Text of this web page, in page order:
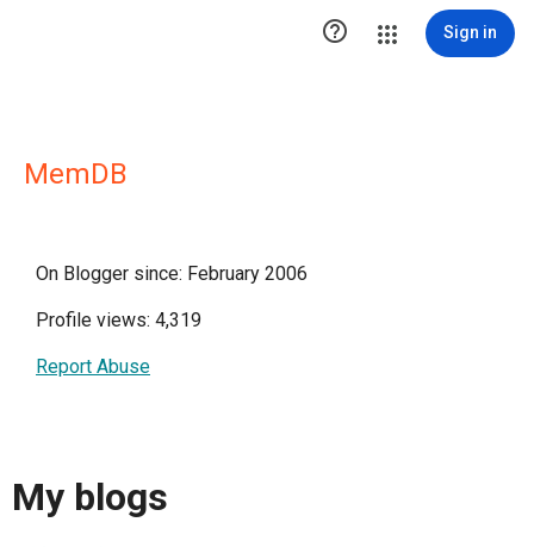
 Sign in
MemDB
On Blogger since: February 2006
Profile views: 4,319
Report Abuse
My blogs